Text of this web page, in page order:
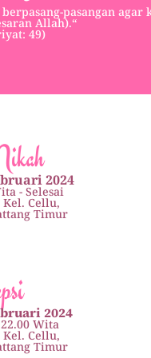
pasangan agar
Allah).“
49)
2024
- Selesai
Kel. Cellu,
Timur
2024
Wita
Kel. Cellu,
Timur